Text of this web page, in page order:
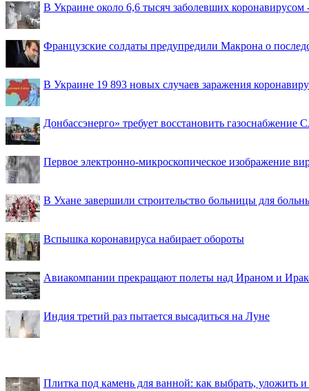
В Украине около 6,6 тысяч заболевших коронавирусом
Французские солдаты предупредили Макрона о
В Украине 19 893 новых случаев заражения
Донбассэнерго» требует восстановить газоснабжение
Первое электронно-микроскопическое изображение
В Ухане завершили строительство больницы для
Вспышка коронавируса набирает обороты
Авиакомпании прекращают полеты над Ираном и
Индия третий раз пытается высадиться на Луне
Плитка под камень для ванной: как выбрать, уложить